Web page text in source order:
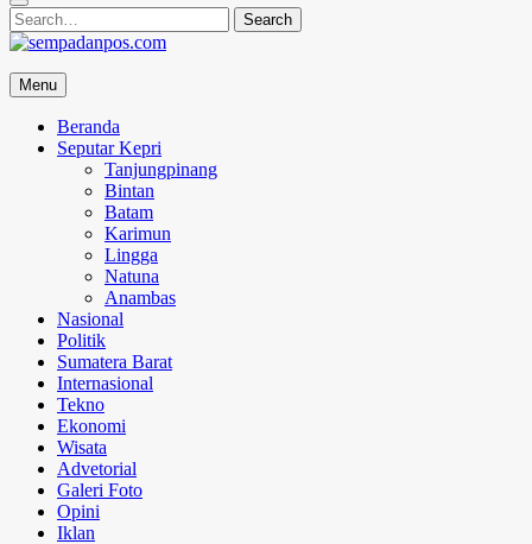
Search
for:
Search
sempadanpos.com
Menyampaikan Berita Dengan Analisa
Menu
Beranda
Seputar Kepri
Tanjungpinang
Bintan
Batam
Karimun
Lingga
Natuna
Anambas
Nasional
Politik
Sumatera Barat
Internasional
Tekno
Ekonomi
Wisata
Advetorial
Galeri Foto
Opini
Iklan